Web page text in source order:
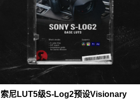
索尼LUT5级S-Log2预设Visionary